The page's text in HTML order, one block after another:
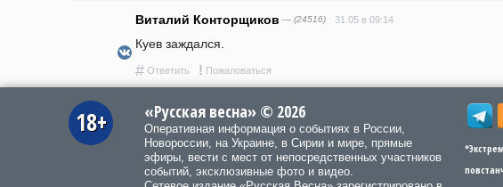
Виталий Конторщиков — (24516) 31.05 в 09:14
Куев заждался.
# Ответить ! Пожаловаться
18+ «Русская весна» © 2026
Оперативная информация о событиях в России,
Новороссии, на Украине, в Сирии и мире, прямые
эфиры, вести с мест от непосредственных участников
событий, эксклюзивные фото и видео.